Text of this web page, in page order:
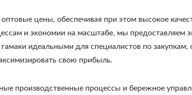
цены, обеспечивая при этом высокое
и экономии на масштабе, мы предоставляем
идеальными для специалистов по закупкам,
свою прибыль.
производственные процессы и бережное